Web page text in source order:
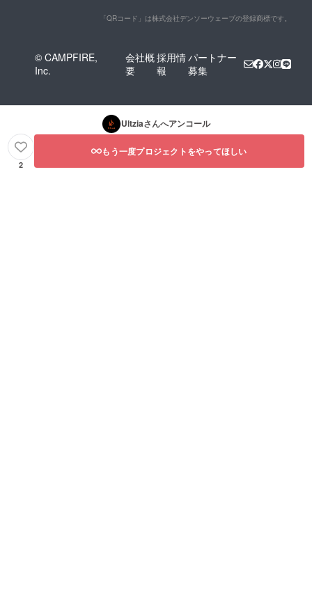
「QRコード」は株式会社デンソーウェーブの登録商標です。
© CAMPFIRE,
Inc.
会社概
要
採用情
報
パートナー
募集
Ultziaさんへアンコール
2
もう一度プロジェクトをやってほしい